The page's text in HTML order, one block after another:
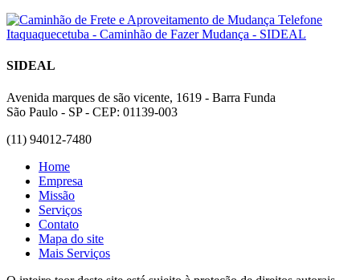
SIDEAL
Avenida marques de são vicente, 1619 - Barra Funda
São Paulo - SP - CEP: 01139-003
(11) 94012-7480
Home
Empresa
Missão
Serviços
Contato
Mapa do site
Mais Serviços